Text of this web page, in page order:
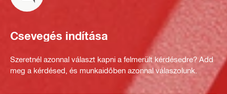
Csevegés indítása
Szeretnél azonnal választ kapni a felmerült kérdésedre? Add
meg a kérdésed, és munkaidőben azonnal válaszolunk.